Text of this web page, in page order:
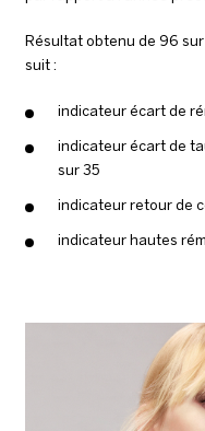
Résultat obtenu de 96
suit :
indicateur écart de
indicateur écart de
sur 35
indicateur retour de
indicateur hautes